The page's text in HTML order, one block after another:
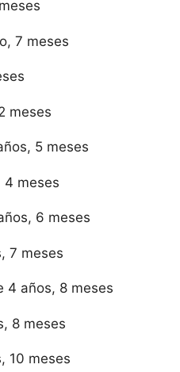
7 meses
meses
5 meses
4 meses
6 meses
7 meses
4 años, 8 meses
8 meses
10 meses